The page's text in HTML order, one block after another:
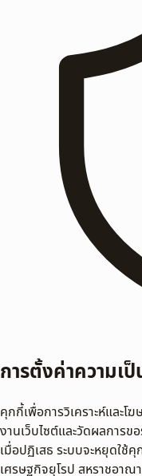
การตั้งค่าความเ
คุกกี้เพื่อการวิเคราะห์และโ
งานเว็บไซต์และวัดผลการ
เมื่อปฏิเสธ ระบบจะหยุดใช้
เศรษฐกิจยุโรป สหราชอาณ